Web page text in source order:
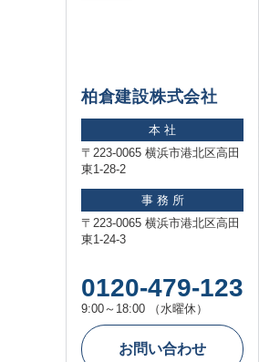
柏倉建設株式会社
本 社
〒223-0065 横浜市港北区高田
東1-28-2
事 務 所
〒223-0065 横浜市港北区高田
東1-24-3
0120-479-123
9:00～18:00 （水曜休）
お問い合わせ